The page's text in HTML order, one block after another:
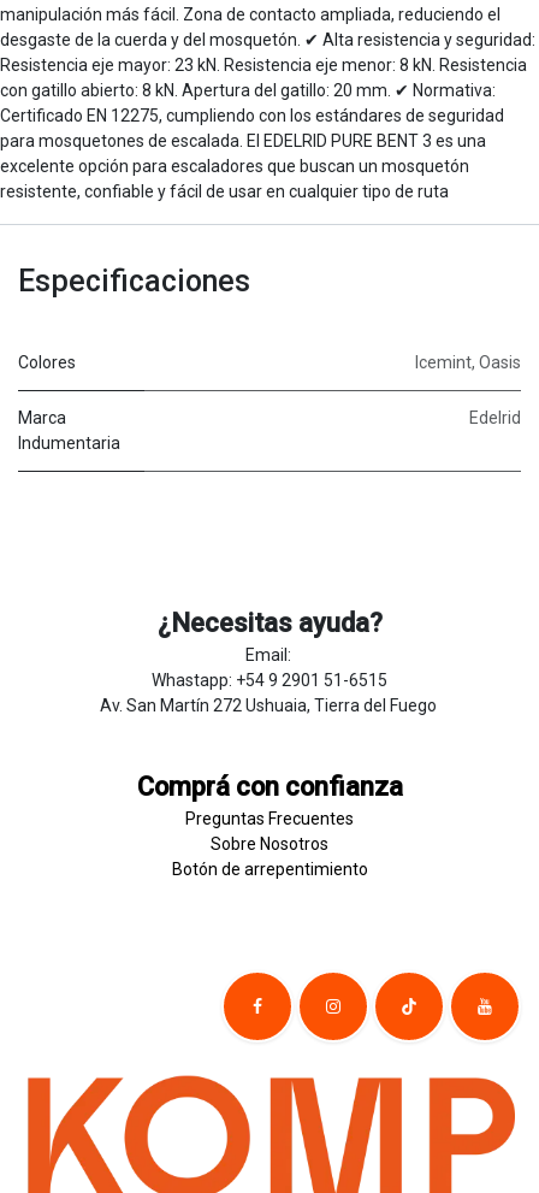
manipulación más fácil. Zona de contacto ampliada, reduciendo el
desgaste de la cuerda y del mosquetón. ✔ Alta resistencia y seguridad:
Resistencia eje mayor: 23 kN. Resistencia eje menor: 8 kN. Resistencia
con gatillo abierto: 8 kN. Apertura del gatillo: 20 mm. ✔ Normativa:
Certificado EN 12275, cumpliendo con los estándares de seguridad
para mosquetones de escalada. El EDELRID PURE BENT 3 es una
excelente opción para escaladores que buscan un mosquetón
resistente, confiable y fácil de usar en cualquier tipo de ruta
Especificaciones
Colores Icemint, Oasis
Marca
Indumentaria
Edelrid
¿Necesitas ayuda?
Email:
Whastapp: +54 9 2901 51-6515
Av. San Martín 272 Ushuaia, Tierra del Fuego
Comprá con confianza
Preguntas Frecuentes
Sobre Nosotros
Botón de ​arrepentim​​​iento